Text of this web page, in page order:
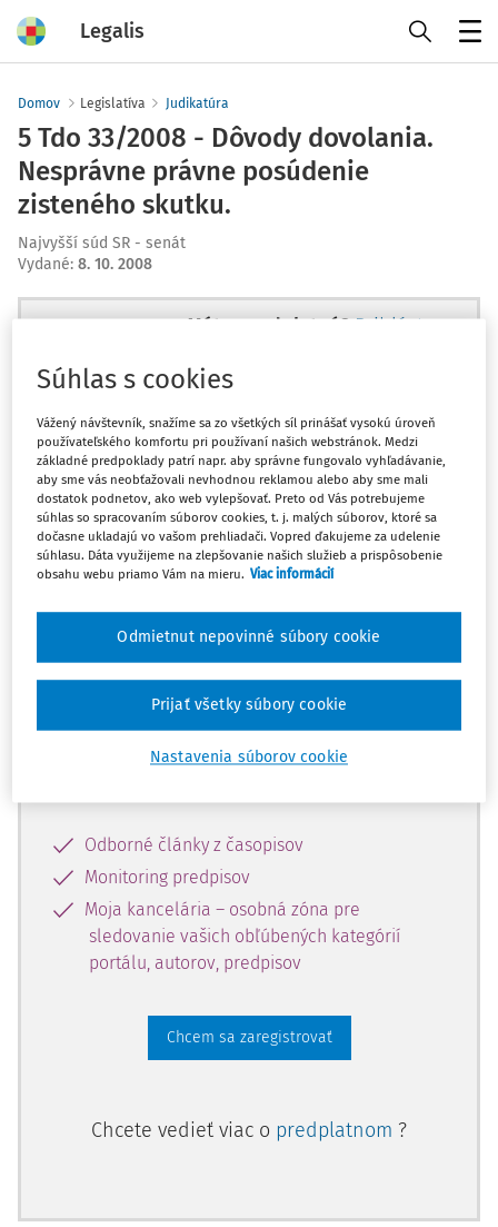
Legalis
Domov Legislatíva Judikatúra
5 Tdo 33/2008 - Dôvody dovolania.
Nesprávne právne posúdenie
zisteného skutku.
Najvyšší súd SR - senát
Vydané: 8. 10. 2008
Máte predplatné? Prihláste sa
Ups, zatiaľ ste si prečítali len
začiatok...
Celý odborný obsah z tejto oblasti je
dostupný predplatiteľom portálu.
Odomknite si prístup k odbornému
obsahu a získajte prístup na 10 dní
zdarma, stačí sa len zaregistrovať.
Vďaka registrácii získate prístup aj k
Odborné články z časopisov
Monitoring predpisov
Moja kancelária – osobná zóna pre
sledovanie vašich obľúbených kategórií
portálu, autorov, predpisov
Chcem sa zaregistrovať
Chcete vedieť viac o predplatnom ?
Súhlas s cookies
Vážený návštevník, snažíme sa zo všetkých síl prinášať vysokú úroveň
používateľského komfortu pri používaní našich webstránok. Medzi
základné predpoklady patrí napr. aby správne fungovalo vyhľadávanie,
aby sme vás neobťažovali nevhodnou reklamou alebo aby sme mali
dostatok podnetov, ako web vylepšovať. Preto od Vás potrebujeme
súhlas so spracovaním súborov cookies, t. j. malých súborov, ktoré sa
dočasne ukladajú vo vašom prehliadači. Vopred ďakujeme za udelenie
súhlasu. Dáta využijeme na zlepšovanie našich služieb a prispôsobenie
obsahu webu priamo Vám na mieru. Viac informácií
Nastavenia súborov cookie
Odmietnut nepovinné súbory cookie
Prijať všetky súbory cookie